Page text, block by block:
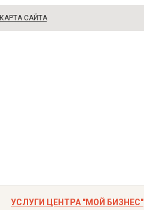
КАРТА САЙТА
УСЛУГИ ЦЕНТРА "МОЙ БИЗНЕС"